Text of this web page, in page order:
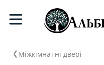
Міжкімнатні двері